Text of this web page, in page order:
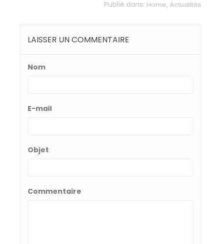
Publié dans: Home, Actualités
LAISSER UN COMMENTAIRE
Nom
E-mail
Objet
Commentaire